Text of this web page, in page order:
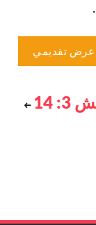
عرض تقديمي
3: 14